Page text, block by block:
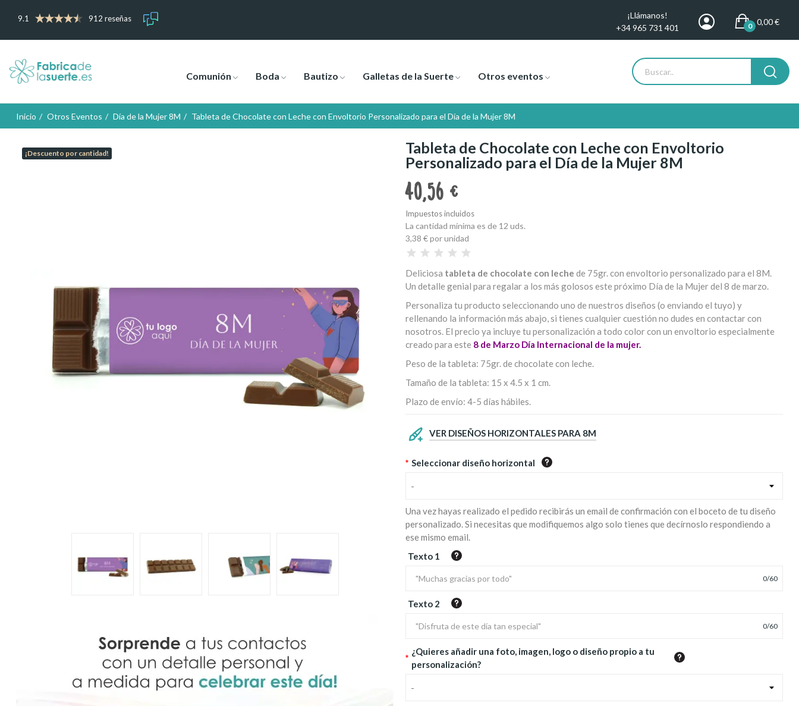
9.1 912 reseñas
¡Llámanos!
+34 965 731 401
0,00 €
0
Comunión Boda Bautizo Galletas de la Suerte Otros eventos
Inicio Otros Eventos Día de la Mujer 8M Tableta de Chocolate con Leche con Envoltorio Personalizado para el Día de la Mujer 8M
¡Descuento por cantidad!
Tableta de Chocolate con Leche con Envoltorio
Personalizado para el Día de la Mujer 8M
40,56 €
Impuestos incluidos
La cantidad mínima es de 12 uds.
3,38 €por unidad
Deliciosa tableta de chocolate con leche de 75gr. con envoltorio personalizado para el 8M.
Un detalle genial para regalar a los más golosos este próximo Día de la Mujer del 8 de marzo.
Personaliza tu producto seleccionando uno de nuestros diseños (o enviando el tuyo) y
rellenando la información más abajo, si tienes cualquier cuestión no dudes en contactar con
nosotros. El precio ya incluye tu personalización a todo color con un envoltorio especialmente
creado para este 8 de Marzo Día Internacional de la mujer.
Peso de la tableta: 75gr. de chocolate con leche.
Tamaño de la tableta: 15 x 4.5 x 1 cm.
Plazo de envío: 4-5 días hábiles.
VER DISEÑOS HORIZONTALES PARA 8M
* Seleccionar diseño horizontal
-
Una vez hayas realizado el pedido recibirás un email de confirmación con el boceto de tu diseño
personalizado. Si necesitas que modifiquemos algo solo tienes que decírnoslo respondiendo a
ese mismo email.
Texto 1
0/60
Texto 2
0/60
*
¿Quieres añadir una foto, imagen, logo o diseño propio a tu
personalización?
-